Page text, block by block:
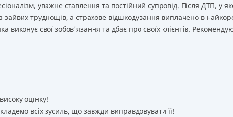
уважне ставлення та постійний супровід. Після ДТП, у
труднощів, а страхове відшкодування виплачено в
виконує свої зобов'язання та дбає про своїх клієнтів.
оцінку!
всіх зусиль, що завжди виправдовувати її!